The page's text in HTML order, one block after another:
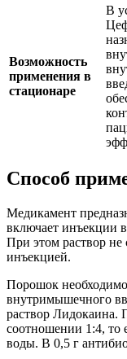
Возможность
применения в
стационаре
В
Способ
Медикамент
включает инъекции
При этом раствор не
инъекцией.
Порошок необходимо
внутримышечного
раствор Лидокаина.
соотношении 1:4, то
воды. В 0,5 г